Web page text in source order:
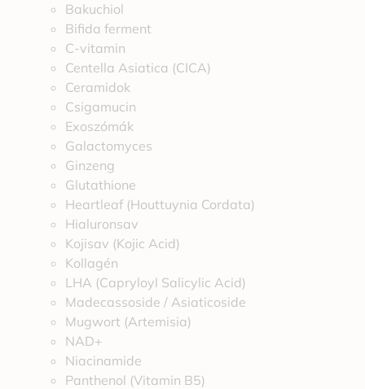
Bakuchiol
Bifida ferment
C-vitamin
Centella Asiatica (CICA)
Ceramidok
Csigamucin
Exoszómák
Galactomyces
Ginzeng
Glutathione
Heartleaf (Houttuynia Cordata)
Hialuronsav
Kojisav (Kojic Acid)
Kollagén
LHA (Capryloyl Salicylic Acid)
Madecassoside / Asiaticoside
Mugwort (Artemisia)
NAD+
Niacinamide
Panthenol (Vitamin B5)